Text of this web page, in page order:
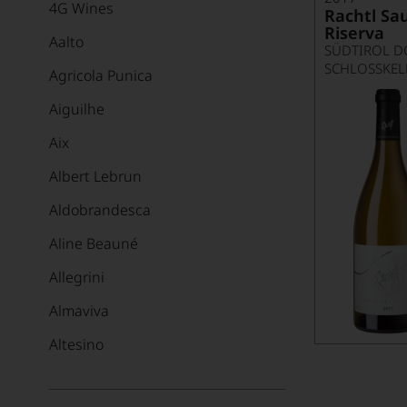
4G Wines
Aalto
Agricola Punica
Aiguilhe
Aix
Albert Lebrun
Aldobrandesca
Aline Beauné
Allegrini
Almaviva
Altesino
Rachtl
Riserva
SÜDTIROL